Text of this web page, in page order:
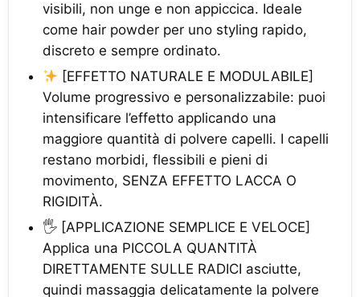
visibili, non unge e non appiccica. Ideale
come hair powder per uno styling rapido,
discreto e sempre ordinato.
[EFFETTO NATURALE E MODULABILE]
Volume progressivo e personalizzabile: puoi
intensificare l’effetto applicando una
maggiore quantità di polvere capelli. I capelli
restano morbidi, flessibili e pieni di
movimento, SENZA EFFETTO LACCA O
RIGIDITÀ.
🖐️ [APPLICAZIONE SEMPLICE E VELOCE]
Applica una PICCOLA QUANTITÀ
DIRETTAMENTE SULLE RADICI asciutte,
quindi massaggia delicatamente la polvere